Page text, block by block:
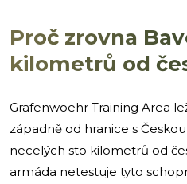
Proč zrovna
kilometrů od
Grafenwoehr Training Area
západně od hranice s
necelých sto kilometrů od
armáda netestuje tyto